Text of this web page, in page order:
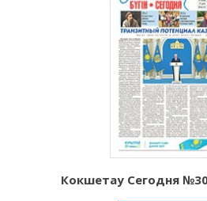
Кокшетау Сегодня